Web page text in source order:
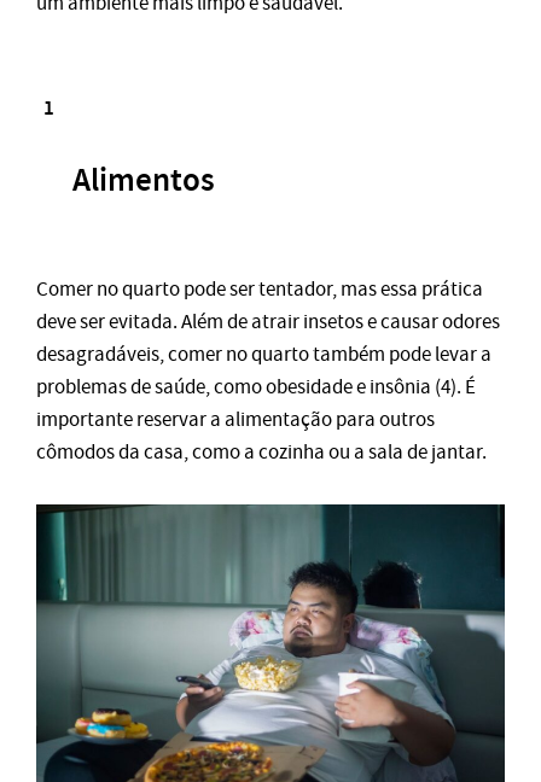
Alimentos
Comer no quarto pode ser tentador, mas essa prática
deve ser evitada. Além de atrair insetos e causar odores
desagradáveis, comer no quarto também pode levar a
problemas de saúde, como obesidade e insônia (4). É
importante reservar a alimentação para outros
cômodos da casa, como a cozinha ou a sala de jantar.